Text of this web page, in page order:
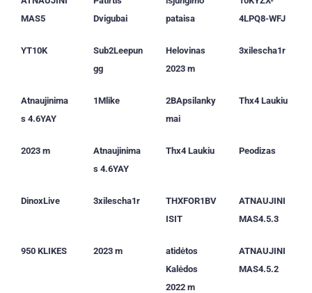
MAS5
Dvigubai
pataisa
4LPQ8-WFJ
YT10K
Sub2Leepun
gg
Helovinas
2023 m
3xilescha1r
Atnaujinima
s 4.6YAY
1Mlike
2BApsilanky
mai
Thx4 Laukiu
2023 m
Atnaujinima
s 4.6YAY
Thx4 Laukiu Peodizas
DinoxLive 3xilescha1r
THXFOR1BV
ISIT
ATNAUJINI
MAS4.5.3
950 KLIKES 2023 m
atidėtos
Kalėdos
2022 m
ATNAUJINI
MAS4.5.2